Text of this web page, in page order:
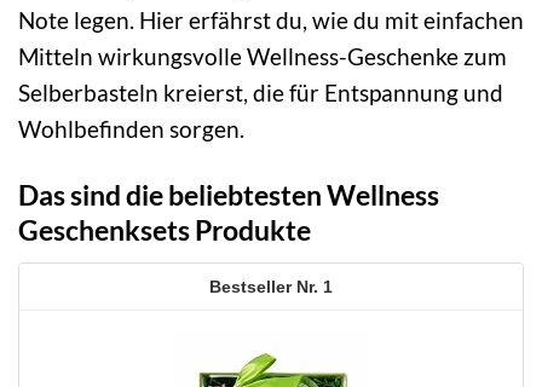
Note legen. Hier erfährst du, wie du mit einfachen
Mitteln wirkungsvolle Wellness-Geschenke zum
Selberbasteln kreierst, die für Entspannung und
Wohlbefinden sorgen.
Das sind die beliebtesten Wellness
Geschenksets Produkte
1